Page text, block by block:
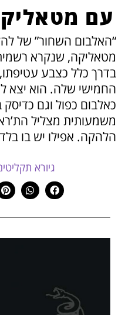
brightness_high ניגודיות בהירה
brightness_low ניגודיות כהה
format_underlined הוסף קו תחתון לקישורים
font_download
סמן קישורים
את
כל
עם
“האלבום השחור” של
מטאליקה, שנקרא
בדרך כלל כצבע
כאלבום כפול וגם כדיסק
משמעותית מצליל
הלהקה. אפילו יש בו
גיורא